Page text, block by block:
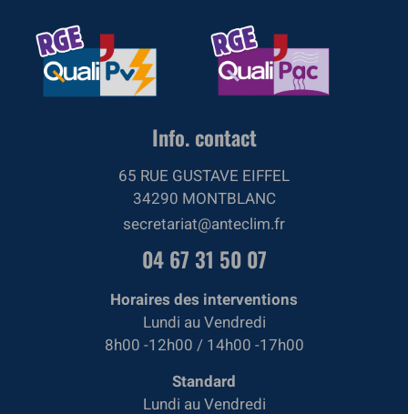
Info. contact
65 RUE GUSTAVE EIFFEL
34290 MONTBLANC
secretariat@anteclim.fr
04 67 31 50 07
Horaires des interventions
Lundi au Vendredi
8h00 -12h00 / 14h00 -17h00
Standard
Lundi au Vendredi